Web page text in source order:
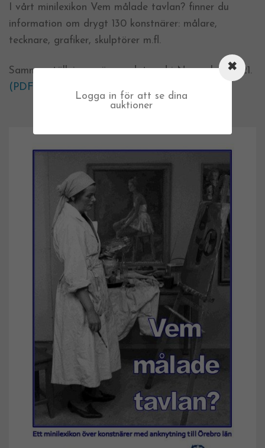
I vårt minilexikon Vem målade tavlan? finner du
information om drygt 130 konstnärer: målare,
tecknare, grafiker, skulptörer m.fl.
Sammanställningen är uppdaterad i November 2021.
(PDF-fil, ca 1.6MB)
Logga in för att se dina
auktioner